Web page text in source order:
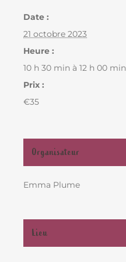
Date :
21 octobre 2023
Heure :
10 h 30 min à 12 h 00 min
Prix :
€35
Organisateur
Emma Plume
Lieu